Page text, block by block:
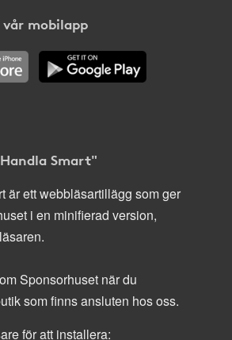
vår mobilapp
Smart"
är ett webbläsartillägg som ger
i en minifierad version,
Sponsorhuset när du
som finns ansluten hos oss.
för att installera: